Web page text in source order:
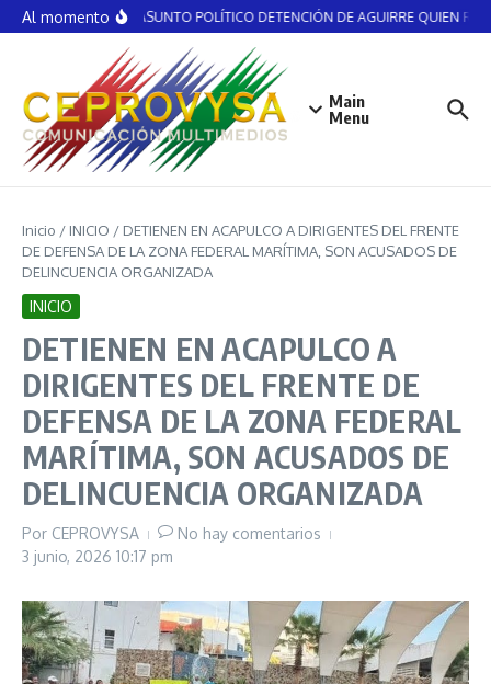
Saltar al contenido
Al momentoNO ES ASUNTO POLÍTICO DETENCIÓN DE AGUIRRE QUIEN
Main
Menu
Inicio / INICIO / DETIENEN EN ACAPULCO A DIRIGENTES DEL FRENTE
DE DEFENSA DE LA ZONA FEDERAL MARÍTIMA, SON ACUSADOS DE
DELINCUENCIA ORGANIZADA
INICIO
DETIENEN EN ACAPULCO A
DIRIGENTES DEL FRENTE DE
DEFENSA DE LA ZONA FEDERAL
MARÍTIMA, SON ACUSADOS DE
DELINCUENCIA ORGANIZADA
Por CEPROVYSA
No hay comentarios
3 junio, 2026 10:17 pm